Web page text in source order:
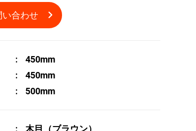
い合わせ
450mm
450mm
500mm
木目（ブラウン）